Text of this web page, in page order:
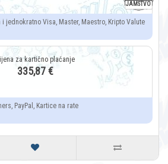
JAMSTVO
i jednokratno Visa, Master, Maestro, Kripto Valute
335,87 €
PayPal, Kartice na rate